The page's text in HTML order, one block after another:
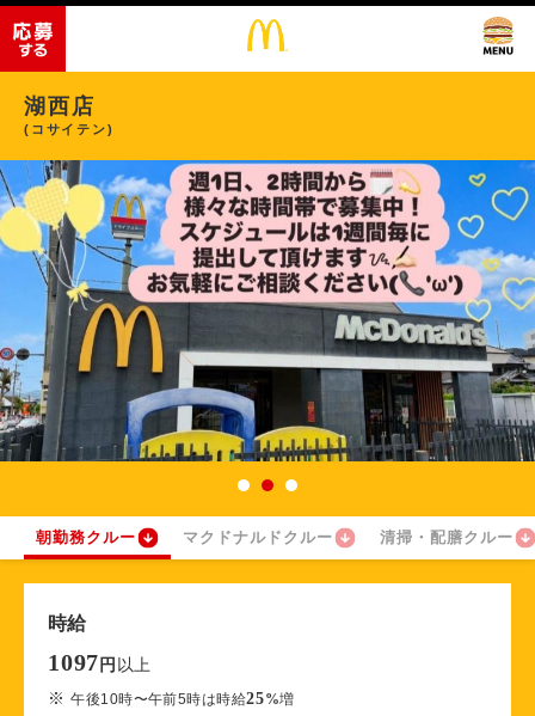
湖西店
(コサイテン)
朝勤務クルー マクドナルドクルー 清掃・配膳クルー
時給
1097 円 以上
※午後10時〜午前5時は時給25%増